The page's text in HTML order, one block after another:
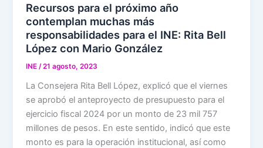
Recursos para el próximo año
contemplan muchas más
responsabilidades para el INE: Rita Bell
López con Mario González
INE /21 agosto, 2023
La Consejera Rita Bell López, explicó que el viernes
se aprobó el anteproyecto de presupuesto para el
ejercicio fiscal 2024 por un monto de 23 mil 757
millones de pesos. En este sentido, indicó que este
monto es para la operación institucional, así como